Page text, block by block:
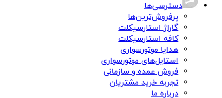
دسترسی‌ها
پرفروش‌ترین‌ها
گاراژ استارسیکلت
کافه استارسیکلت
هدایا موتورسواری
استایل‌های موتورسواری
فروش عمده و سازمانی
تجربه خرید مشتریان
درباره ما